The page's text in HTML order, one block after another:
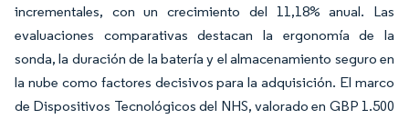
incrementales, con un crecimiento del 11,18% anual. Las
evaluaciones comparativas destacan la ergonomía de la
sonda, la duración de la batería y el almacenamiento seguro en
la nube como factores decisivos para la adquisición. El marco
de Dispositivos Tecnológicos del NHS, valorado en GBP 1.500